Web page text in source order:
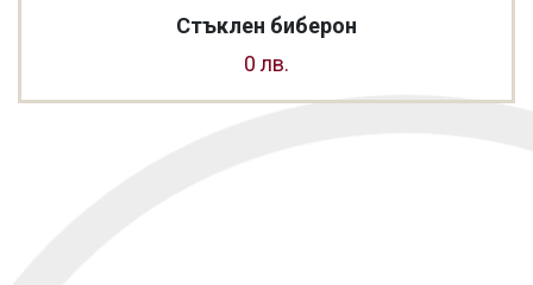
Стъклен биберон
0 лв.